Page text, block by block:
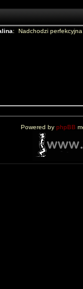
Powered by phpBB